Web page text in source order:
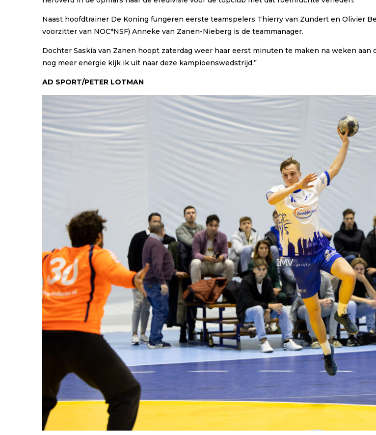
Naast hoofdtrainer De Koning fungeren eerste teamspelers Thierry van Zundert en Olivier
voorzitter van NOC*NSF) Anneke van Zanen-Nieberg is de teammanager.
Dochter Saskia van Zanen hoopt zaterdag weer haar eerst minuten te maken na weken
nog meer energie kijk ik uit naar deze kampioenswedstrijd.”
AD SPORT/PETER LOTMAN